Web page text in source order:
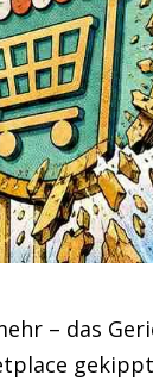
– das